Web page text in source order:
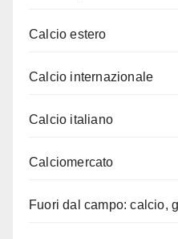
Calcio estero
Calcio internazionale
Calcio italiano
Calciomercato
Fuori dal campo: calcio,